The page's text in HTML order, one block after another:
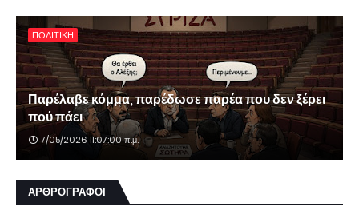
ΠΟΛΙΤΙΚΗ
Παρέλαβε κόμμα, παρέδωσε παρέα που δεν ξέρει
πού πάει
7/05/2026 11:07:00 π.μ.
ΑΡΘΡΟΓΡΑΦΟΙ